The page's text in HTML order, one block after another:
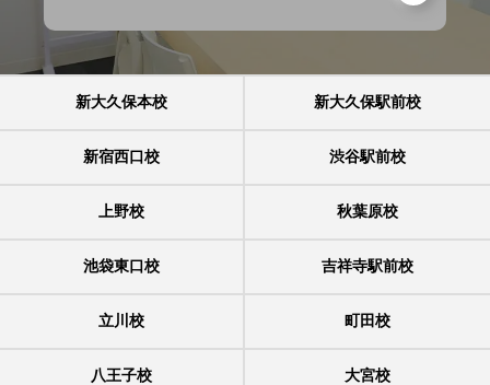
新大久保本校 新大久保駅前校
新宿西口校 渋谷駅前校
上野校 秋葉原校
池袋東口校 吉祥寺駅前校
立川校 町田校
八王子校 大宮校